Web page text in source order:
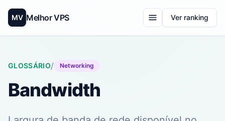
MV Melhor VPS Ver ranking
GLOSSÁRIO/ Networking
Bandwidth